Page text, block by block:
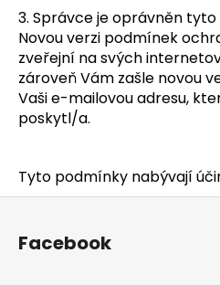
3. Správce je oprávněn
Novou verzi podmínek
zveřejní na svých
zároveň Vám zašle novou
Vaši e-mailovou adresu,
poskytl/a.
Tyto podmínky nabývají
Z
Facebook